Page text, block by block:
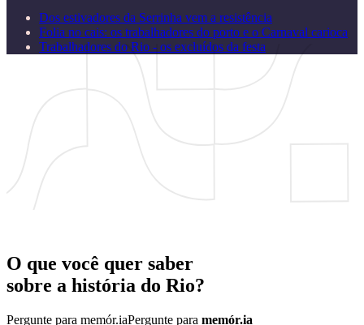
Dos estivadores da Serrinha vem a resistência
Folia no cais: os trabalhadores do porto e o Carnaval carioca
Trabalhadores do Rio - os excluídos da festa
O que você quer saber
sobre a história do Rio?
Pergunte para memór.iaPergunte para memór.ia